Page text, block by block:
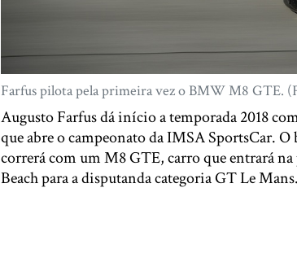
Farfus pilota pela primeira vez o BMW M8 GTE.
Augusto Farfus dá início a temporada 2018
que abre o campeonato da IMSA SportsCar.
correrá com um M8 GTE, carro que entrará
Beach para a disputanda categoria GT Le Mans.